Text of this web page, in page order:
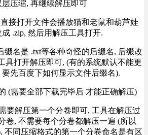
压缩, 再继续解压即可
接打开文件会播放猫和老鼠和葫芦娃
.zip, 然后用解压工具打开.
缀名是 .txt等各种奇怪的后缀名, 后缀改
具打开解压即可, (有的系统默认不能更
先百度下如何显示文件后缀名).
(需要全部下载完毕后 才能正确解压)
要解压第一个分卷即可, 工具在解压过
卷, 不需要每个分卷都解压一遍 (所以
不同压缩格式的第一个分卷命名是有区